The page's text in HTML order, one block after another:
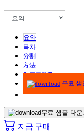
요약
목차
分割
方法
인포그래픽
무료 샘
무료 샘플 다운
지금 구매